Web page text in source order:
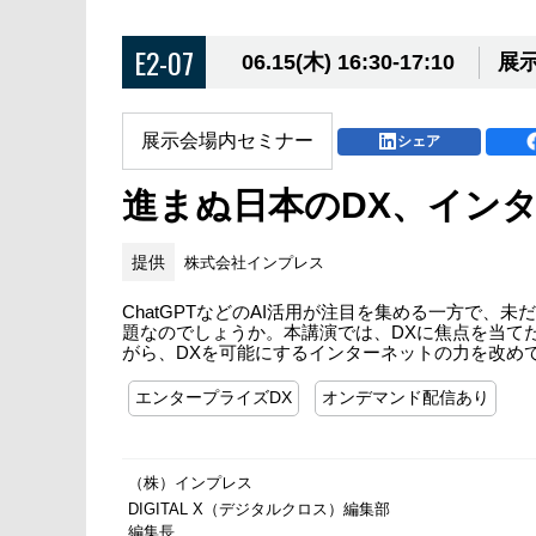
E2-07 06.15(木) 16:30-17:10 展
展示会場内セミナー シェア
進まぬ日本のDX、イン
提供 株式会社インプレス
ChatGPTなどのAI活用が注目を集める一方で、未
題なのでしょうか。本講演では、DXに焦点を当
がら、DXを可能にするインターネットの力を改め
エンタープライズDX オンデマンド配信あり
（株）インプレス
DIGITAL X（デジタルクロス）編集部
編集長